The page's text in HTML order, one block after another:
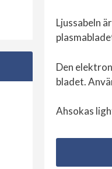
Ljussabeln
Den
bladet.
Ahsokas